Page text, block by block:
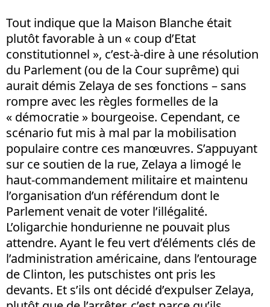
Tout indique que la Maison Blanche était
plutôt favorable à un « coup d’Etat
constitutionnel », c’est-à-dire à une résolution
du Parlement (ou de la Cour suprême) qui
aurait démis Zelaya de ses fonctions – sans
rompre avec les règles formelles de la
« démocratie » bourgeoise. Cependant, ce
scénario fut mis à mal par la mobilisation
populaire contre ces manœuvres. S’appuyant
sur ce soutien de la rue, Zelaya a limogé le
haut-commandement militaire et maintenu
l’organisation d’un référendum dont le
Parlement venait de voter l’illégalité.
L’oligarchie hondurienne ne pouvait plus
attendre. Ayant le feu vert d’éléments clés de
l’administration américaine, dans l’entourage
de Clinton, les putschistes ont pris les
devants. Et s’ils ont décidé d’expulser Zelaya,